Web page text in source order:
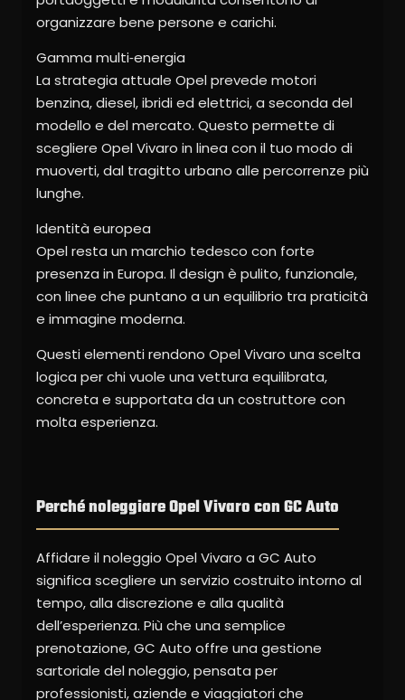
organizzare bene persone e carichi.
Gamma multi‑energia
La strategia attuale Opel prevede motori
benzina, diesel, ibridi ed elettrici, a seconda del
modello e del mercato. Questo permette di
scegliere Opel Vivaro in linea con il tuo modo di
muoverti, dal tragitto urbano alle percorrenze più
lunghe.
Identità europea
Opel resta un marchio tedesco con forte
presenza in Europa. Il design è pulito, funzionale,
con linee che puntano a un equilibrio tra praticità
e immagine moderna.
Questi elementi rendono Opel Vivaro una scelta
logica per chi vuole una vettura equilibrata,
concreta e supportata da un costruttore con
molta esperienza.
Perché noleggiare Opel Vivaro con GC Auto
Affidare il noleggio Opel Vivaro a GC Auto
significa scegliere un servizio costruito intorno al
tempo, alla discrezione e alla qualità
dell’esperienza. Più che una semplice
prenotazione, GC Auto offre una gestione
sartoriale del noleggio, pensata per
professionisti, aziende e viaggiatori che